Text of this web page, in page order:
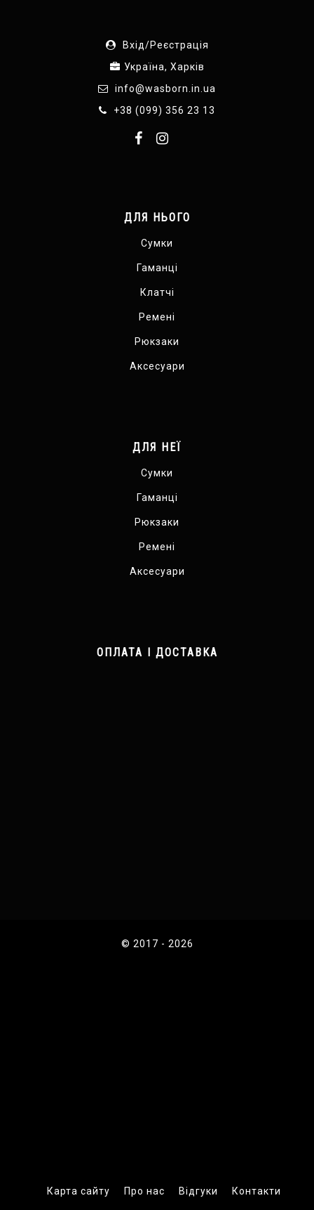
Вхід/Реєстрація
Україна, Харків
info@wasborn.in.ua
+38 (099) 356 23 13
ДЛЯ НЬОГО
Сумки
Гаманці
Клатчі
Ремені
Рюкзаки
Аксесуари
ДЛЯ НЕЇ
Сумки
Гаманці
Рюкзаки
Ремені
Аксесуари
ОПЛАТА І ДОСТАВКА
© 2017 - 2026
Карта сайту Про нас Відгуки Контакти